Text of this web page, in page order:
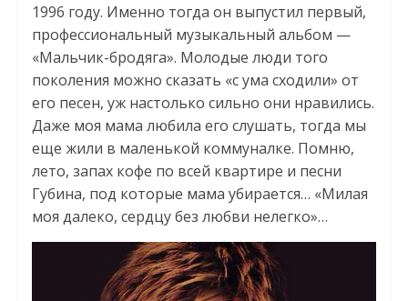
1996 году. Именно тогда он выпустил первый,
профессиональный музыкальный альбом —
«Мальчик-бродяга». Молодые люди того
поколения можно сказать «с ума сходили» от
его песен, уж настолько сильно они нравились.
Даже моя мама любила его слушать, тогда мы
еще жили в маленькой коммуналке. Помню,
лето, запах кофе по всей квартире и песни
Губина, под которые мама убирается… «Милая
моя далеко, сердцу без любви нелегко»…